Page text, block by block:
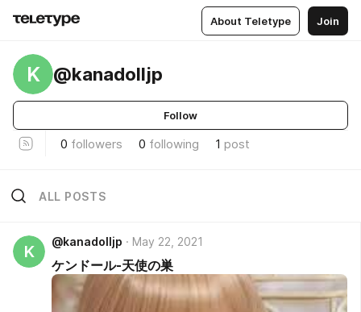
About Teletype Join
K @kanadolljp
Follow
0 followers 0 following 1 post
ALL POSTS
K
@kanadolljp May 22, 2021
ケンドール-天使の巣